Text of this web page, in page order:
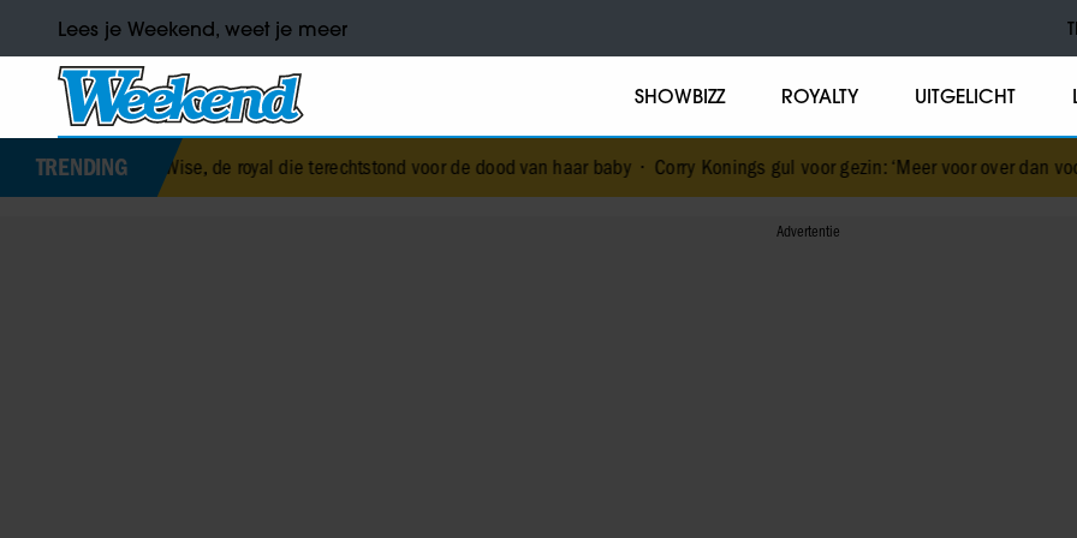
Lees je Weekend, weet je meer
SHOWBIZZ ROYALTY UITGELICHT
TRENDING
de royal die terechtstond voor de dood van haar baby•Corry Konings gul voor gezin: ‘Meer voor over dan voor mezelf’•De